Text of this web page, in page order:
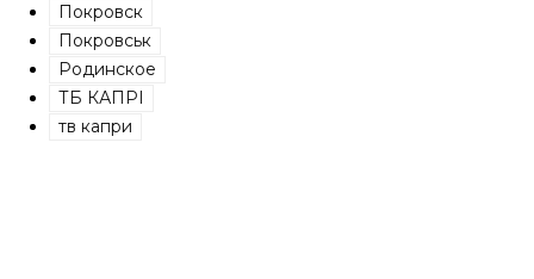
Покровск
Покровськ
Родинское
ТБ КАПРІ
тв капри